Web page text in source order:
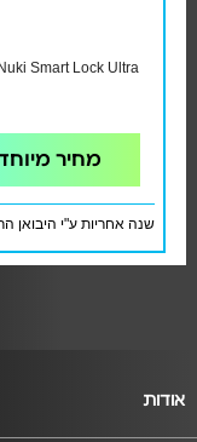
Nuki Smart Lock Ultra
מחיר
שנה אחריות ע"י היבואן
אודות